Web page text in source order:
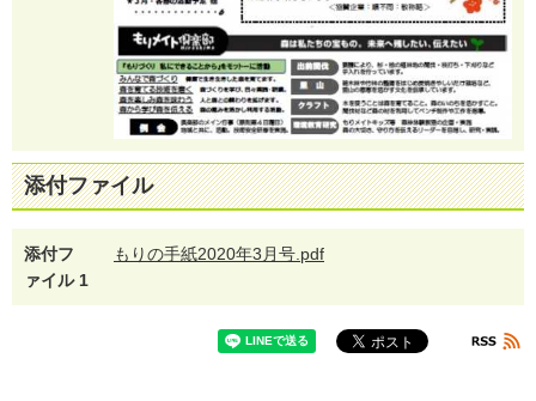
添付ファイル
添付フ
ァイル 1
もりの手紙2020年3月号.pdf